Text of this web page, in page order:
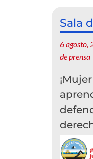
Sala
6 agosto,
de prensa